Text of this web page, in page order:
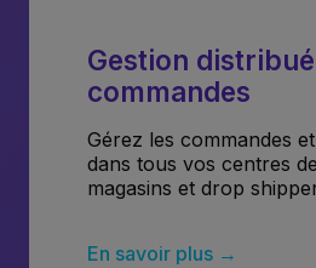
Gestion
commandes
Gérez les commandes
dans tous vos centres
magasins et drop
En savoir plus →